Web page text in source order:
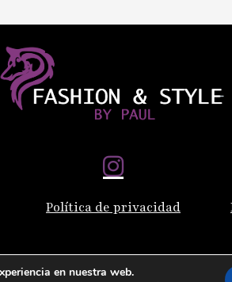
Política de privacidad
en nuestra web.